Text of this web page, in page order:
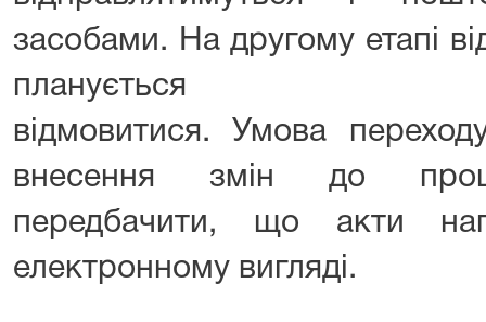
засобами. На другому етапі
планується
відмовитися. Умова
внесення змін до
передбачити, що акти
електронному вигляді.